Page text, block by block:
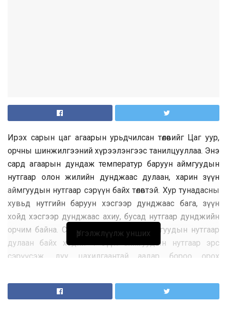
Ирэх сарын цаг агаарын урьдчилсан төлөвийг Цаг уур,
орчны шинжилгээний хүрээлэнгээс танилцууллаа. Энэ
сард агаарын дундаж температур баруун аймгуудын
нутгаар олон жилийн дунджаас дулаан, харин зүүн
аймгуудын нутгаар сэрүүн байх төлөвтэй. Хур тунадасны
хувьд нутгийн баруун хэсгээр дунджаас бага, зүүн
хойд хэсгээр дунджаас ахиу, бусад нутгаар дунджийн
орчим байна. Сарын эхээр баруун аймгуудын нутгаар
дулаан байх хэдий ч зүүн аймгуудын нутгаар эрс
сэрүүсэж, дуу цахилгаантай аадар бороо орох
наадмын баярын өдрүүдэд ихэнх нутгаар харьцангуй
дулаан байх төлөвтэй. Гэсэн хэдий ч нутгийн зүүн хэсгээр
Үргэлжлүүлж унших